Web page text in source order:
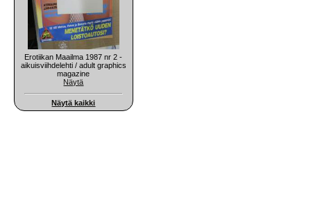
Erotiikan Maailma 1987 nr 2 -
aikuisviihdelehti / adult graphics
magazine
Näytä
Näytä kaikki